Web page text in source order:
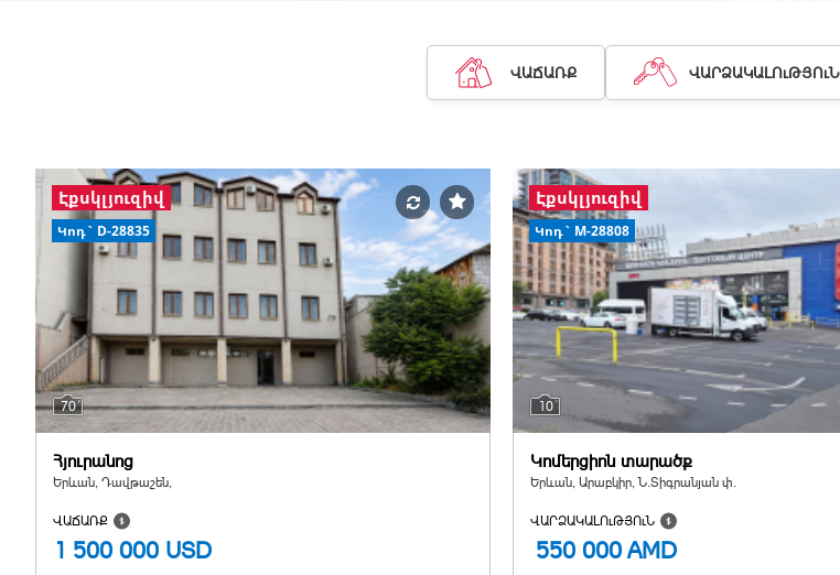
ՎԱՃԱՌՔ ՎԱՐՁԱԿԱԼՈւԹՅՈւՆ
70
Կոդ` D-28835
Էքսկլյուզիվ
Հյուրանոց
Երևան, Դավթաշեն,
ՎԱՃԱՌՔ
1 500 000 USD
10
Կոդ` M-28808
Էքսկլյուզիվ
Կոմերցիոն տարածք
Երևան, Արաբկիր, Ն.Տիգրանյան փ.
ՎԱՐՁԱԿԱԼՈւԹՅՈւՆ
550 000AMD